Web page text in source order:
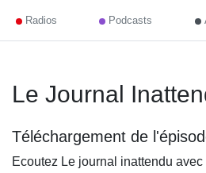
Radios Podcasts
Le Journal
Téléchargement de
Ecoutez Le journal inattendu